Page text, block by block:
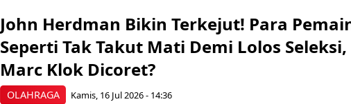
OLAHRAGA
John Herdman Bikin Terkejut! Para
Seperti Tak Takut Mati Demi Lolos Seleksi,
Marc Klok Dicoret?
Kamis, 16 Jul 2026 - 14:36